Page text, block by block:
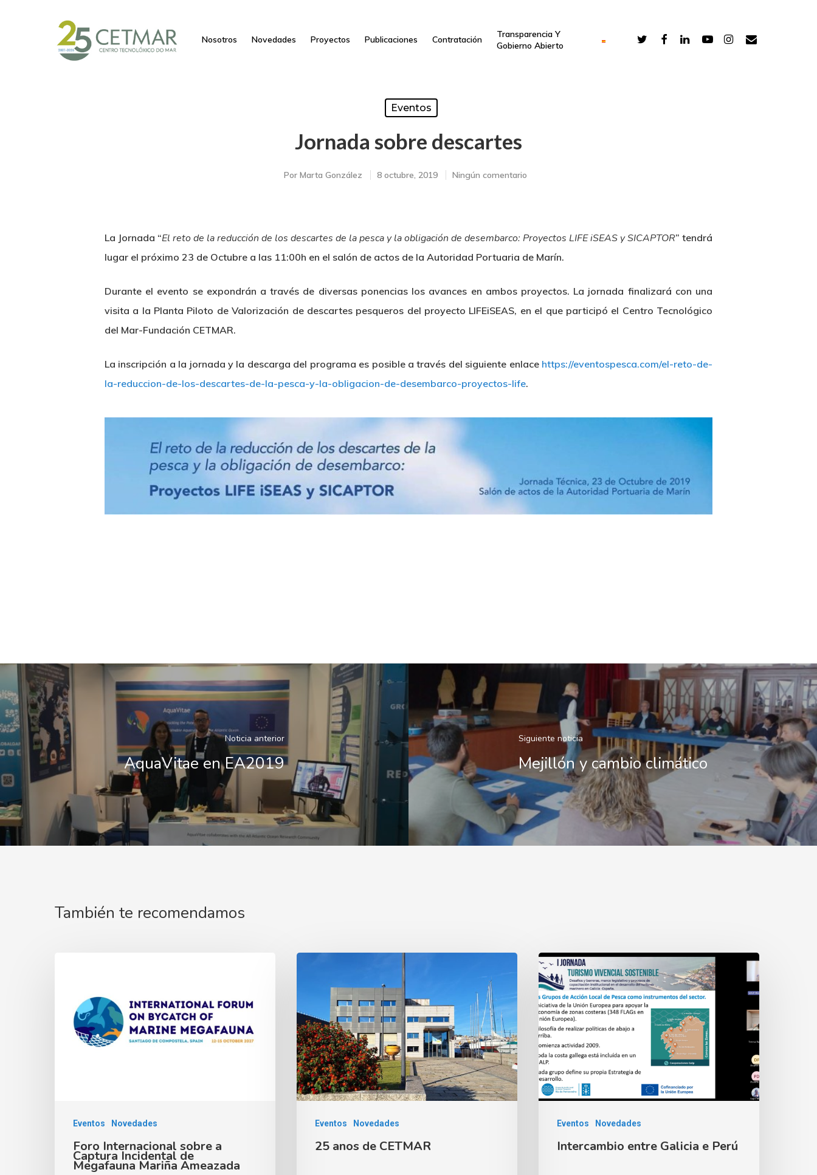
Nosotros Novedades Proyectos Publicaciones Contratación
Transparencia Y
Gobierno Abierto
Eventos
Jornada sobre descartes
Por Marta González 8 octubre, 2019 Ningún comentario
La Jornada “El reto de la reducción de los descartes de la pesca y la obligación de desembarco: Proyectos LIFE iSEAS y SICAPTOR” tendrá
lugar el próximo 23 de Octubre a las 11:00h en el salón de actos de la Autoridad Portuaria de Marín.
Durante el evento se expondrán a través de diversas ponencias los avances en ambos proyectos. La jornada finalizará con una
visita a la Planta Piloto de Valorización de descartes pesqueros del proyecto LIFEiSEAS, en el que participó el Centro Tecnológico
del Mar-Fundación CETMAR.
La inscripción a la jornada y la descarga del programa es posible a través del siguiente enlace https://eventospesca.com/el-reto-de-
la-reduccion-de-los-descartes-de-la-pesca-y-la-obligacion-de-desembarco-proyectos-life.
Noticia anterior
AquaVitae en EA2019
Siguiente noticia
Mejillón y cambio climático
También te recomendamos
Eventos Novedades
Foro Internacional sobre a
Captura Incidental de
Megafauna Mariña Ameazada
Eventos Novedades
25 anos de CETMAR
Eventos Novedades
Intercambio entre Galicia e Perú